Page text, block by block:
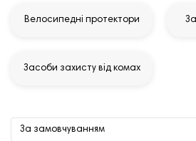
Велосипедні протектори
Засоби захисту від комах